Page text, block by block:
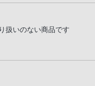
扱いのない商品です